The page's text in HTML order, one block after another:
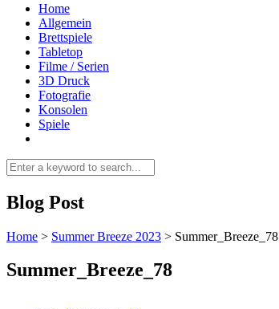
Home
Allgemein
Brettspiele
Tabletop
Filme / Serien
3D Druck
Fotografie
Konsolen
Spiele
Blog Post
Home > Summer Breeze 2023 > Summer_Breeze_78
Summer_Breeze_78